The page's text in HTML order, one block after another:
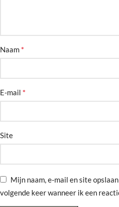
Naam *
E-mail *
Site
Mijn naam, e-mail en site
volgende keer wanneer ik een